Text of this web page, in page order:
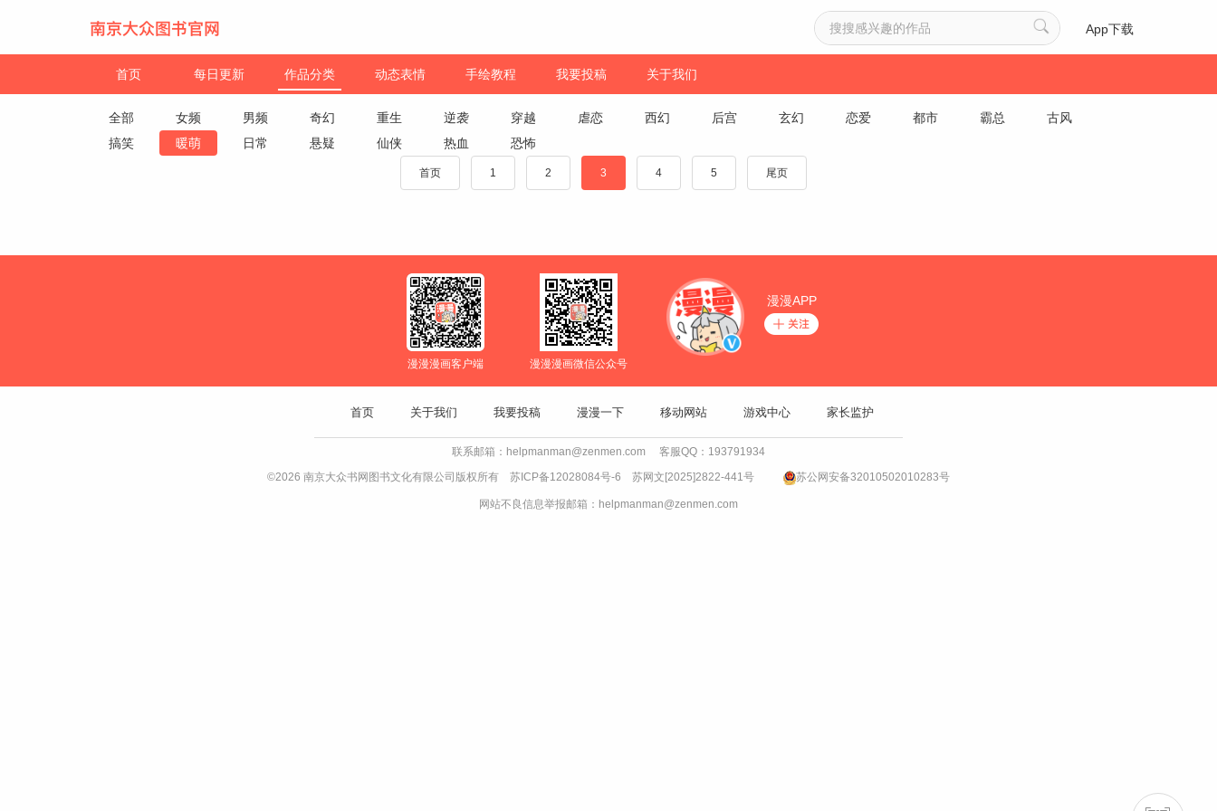
App下载
首页 每日更新 作品分类 动态表情 手绘教程 我要投稿 关于我们
全部 女频 男频 奇幻 重生 逆袭 穿越 虐恋 西幻 后宫 玄幻 恋爱 都市 霸总
古风
搞笑
暖萌 日常 悬疑 仙侠 热血 恐怖
首页 1 2 3 4 5 尾页
漫漫漫画客户端 漫漫漫画微信公众号
漫漫APP
首页 关于我们 我要投稿 漫漫一下 移动网站 游戏中心 家长监护
联系邮箱：helpmanman@zenmen.com 客服QQ：193791934
©2026 南京大众书网图书文化有限公司版权所有 苏ICP备12028084号-6 苏网文[2025]2822-441号 苏公网安备32010502010283号
网站不良信息举报邮箱：helpmanman@zenmen.com